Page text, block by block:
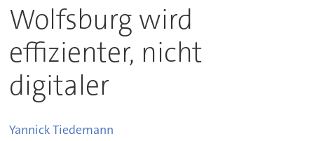
Wolfsburg wird
effizienter, nicht
digitaler
YannickTiedemann